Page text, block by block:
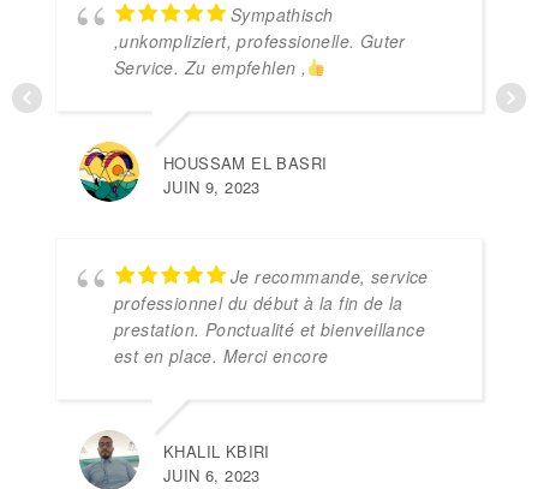
Sympathisch
,unkompliziert, professionelle. Guter
Service. Zu empfehlen ,
HOUSSAM EL BASRI
JUIN 9, 2023
Je recommande, service
professionnel du début à la fin de la
prestation. Ponctualité et bienveillance
est en place. Merci encore
KHALIL KBIRI
JUIN 6, 2023